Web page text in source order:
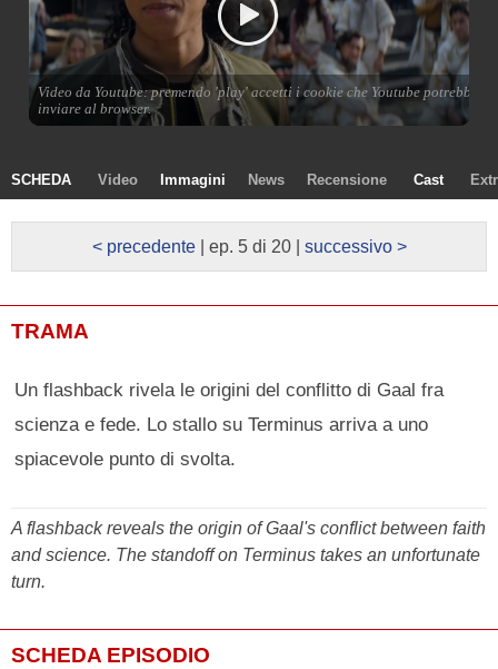
SCHEDA Video Immagini News Recensione Cast
< precedente| ep. 5 di 20 | successivo >
TRAMA
Un flashback rivela le origini del conflitto di Gaal fra
scienza e fede. Lo stallo su Terminus arriva a uno
spiacevole punto di svolta.
A flashback reveals the origin of Gaal's conflict between faith
and science. The standoff on Terminus takes an unfortunate
turn.
SCHEDA EPISODIO